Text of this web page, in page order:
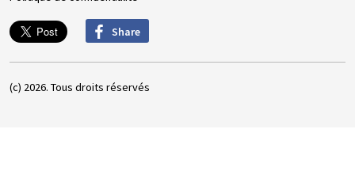
Share
(c) 2026. Tous droits réservés